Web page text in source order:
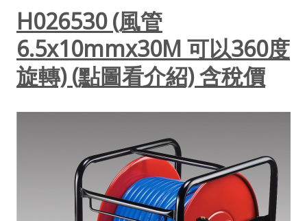
H026530 (風管
6.5x10mmx30M 可以360度
旋轉) (點圖看介紹) 含稅價